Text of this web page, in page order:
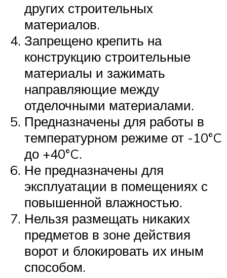
других строительных
материалов.
Запрещено крепить на
конструкцию строительные
материалы и зажимать
направляющие между
отделочными материалами.
Предназначены для работы в
температурном режиме от -10°C
до +40°C.
Не предназначены для
эксплуатации в помещениях с
повышенной влажностью.
Нельзя размещать никаких
предметов в зоне действия
ворот и блокировать их иным
способом.